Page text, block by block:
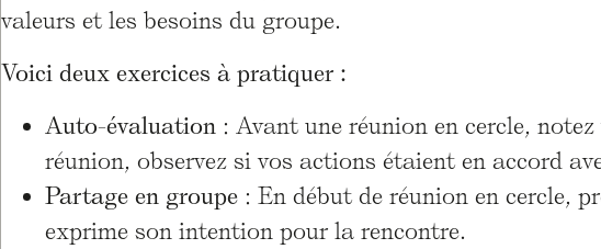
valeurs et les besoins du groupe.
Voici deux exercices à pratiquer :
Auto-évaluation : Avant une réunion en cercle,
réunion, observez si vos actions étaient en accord
Partage en groupe : En début de réunion en cercle,
exprime son intention pour la rencontre.